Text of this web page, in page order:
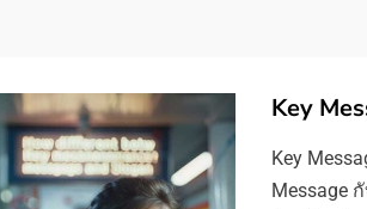
Key
Key
Message